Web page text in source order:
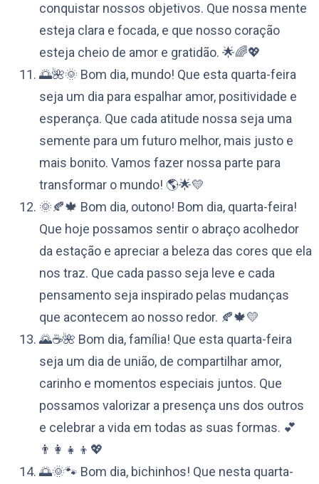
conquistar nossos objetivos. Que nossa mente
esteja clara e focada, e que nosso coração
esteja cheio de amor e gratidão. 🌟🌈💖
🌅🌺🌞 Bom dia, mundo! Que esta quarta-feira
seja um dia para espalhar amor, positividade e
esperança. Que cada atitude nossa seja uma
semente para um futuro melhor, mais justo e
mais bonito. Vamos fazer nossa parte para
transformar o mundo! 🌎🌟💛
🌞🍂🍁 Bom dia, outono! Bom dia, quarta-feira!
Que hoje possamos sentir o abraço acolhedor
da estação e apreciar a beleza das cores que ela
nos traz. Que cada passo seja leve e cada
pensamento seja inspirado pelas mudanças
que acontecem ao nosso redor. 🍂🍁💛
🌄☕️🌺 Bom dia, família! Que esta quarta-feira
seja um dia de união, de compartilhar amor,
carinho e momentos especiais juntos. Que
possamos valorizar a presença uns dos outros
e celebrar a vida em todas as suas formas. 💕
👨‍👩‍👧‍👦💖
🌅🌞🐾 Bom dia, bichinhos! Que nesta quarta-